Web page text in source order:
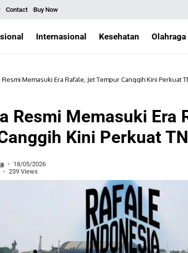
Contact Buy Now
Internasional Kesehatan Olahraga
Memasuki Era Rafale, Jet Tempur Canggih Kini Perkuat
Resmi Memasuki Era
Kini Perkuat
18/05/2026
239 Views